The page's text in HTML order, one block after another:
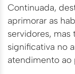
Continuada,
aprimorar as
servidores,
significativa no
atendimento ao